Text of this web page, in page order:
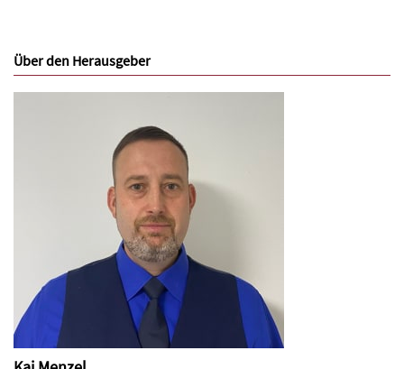
Über den Herausgeber